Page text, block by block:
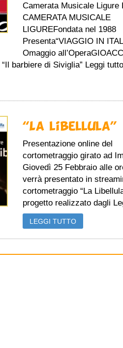
Camerata Musicale Ligure
CAMERATA MUSICALE
LIGUREFondata nel 1988
Presenta“VIAGGIO IN
Omaggio
barbiere di Siviglia” Leggi
“La libellula”
Presentazione online del
cortometraggio girato ad
Giovedì 25 Febbraio alle
verrà presentato in
cortometraggio “La
progetto realizzato dagli
LEGGI TUTTO